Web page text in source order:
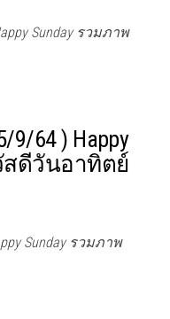
Sunday รวมภาพ
64 ) Happy
สดีวันอาทิตย์
Sunday รวมภาพ